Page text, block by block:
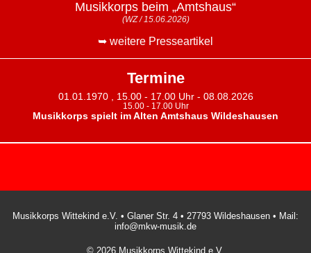
Musikkorps beim „Amtshaus“
(WZ / 15.06.2026)
➥ weitere Presseartikel
Termine
01.01.1970 , 15.00 - 17.00 Uhr - 08.08.2026
15.00 - 17.00 Uhr
Musikkorps spielt im Alten Amtshaus Wildeshausen
Musikkorps Wittekind e.V. • Glaner Str. 4 • 27793 Wildeshausen • Mail:
info@mkw-musik.de
© 2026 Musikkorps Wittekind e.V.